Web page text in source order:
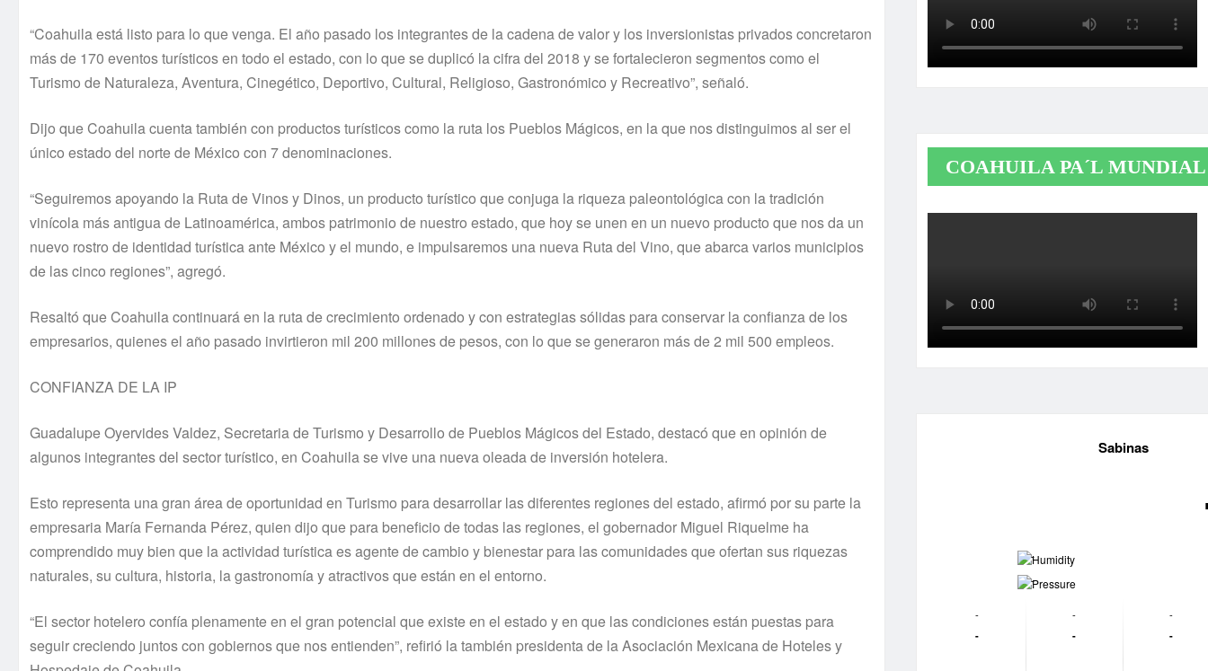
“Coahuila está listo para lo que venga. El año pasado los integrantes de la cadena de valor y los inversionistas privados concretaron
más de 170 eventos turísticos en todo el estado, con lo que se duplicó la cifra del 2018 y se fortalecieron segmentos como el
Turismo de Naturaleza, Aventura, Cinegético, Deportivo, Cultural, Religioso, Gastronómico y Recreativo”, señaló.
Dijo que Coahuila cuenta también con productos turísticos como la ruta los Pueblos Mágicos, en la que nos distinguimos al ser el
único estado del norte de México con 7 denominaciones.
“Seguiremos apoyando la Ruta de Vinos y Dinos, un producto turístico que conjuga la riqueza paleontológica con la tradición
vinícola más antigua de Latinoamérica, ambos patrimonio de nuestro estado, que hoy se unen en un nuevo producto que nos da un
nuevo rostro de identidad turística ante México y el mundo, e impulsaremos una nueva Ruta del Vino, que abarca varios municipios
de las cinco regiones”, agregó.
Resaltó que Coahuila continuará en la ruta de crecimiento ordenado y con estrategias sólidas para conservar la confianza de los
empresarios, quienes el año pasado invirtieron mil 200 millones de pesos, con lo que se generaron más de 2 mil 500 empleos.
CONFIANZA DE LA IP
Guadalupe Oyervides Valdez, Secretaria de Turismo y Desarrollo de Pueblos Mágicos del Estado, destacó que en opinión de
algunos integrantes del sector turístico, en Coahuila se vive una nueva oleada de inversión hotelera.
Esto representa una gran área de oportunidad en Turismo para desarrollar las diferentes regiones del estado, afirmó por su parte la
empresaria María Fernanda Pérez, quien dijo que para beneficio de todas las regiones, el gobernador Miguel Riquelme ha
comprendido muy bien que la actividad turística es agente de cambio y bienestar para las comunidades que ofertan sus riquezas
naturales, su cultura, historia, la gastronomía y atractivos que están en el entorno.
“El sector hotelero confía plenamente en el gran potencial que existe en el estado y en que las condiciones están puestas para
seguir creciendo juntos con gobiernos que nos entienden”, refirió la también presidenta de la Asociación Mexicana de Hoteles y
COAHUILA PA´L MUNDIAL
Sabinas
-
-
-
-
-
-
-
-